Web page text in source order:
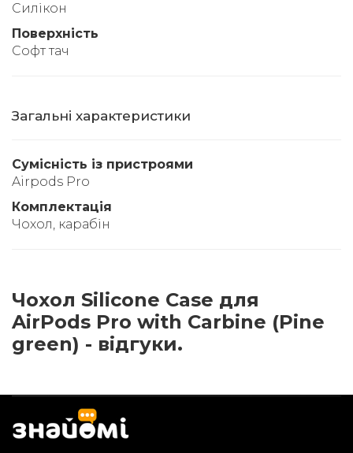
Силікон
Поверхність
Софт тач
Загальні характеристики
Сумісність із пристроями
Airpods Pro
Комплектація
Чохол, карабін
Чохол Silicone Case для
AirPods Pro with Carbine (Pine
green) - відгуки.